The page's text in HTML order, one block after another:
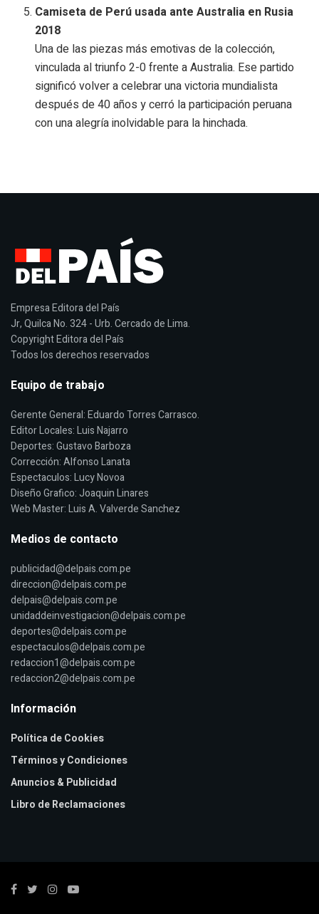
Camiseta de Perú usada ante Australia en Rusia
2018
Una de las piezas más emotivas de la colección,
vinculada al triunfo 2-0 frente a Australia. Ese partido
significó volver a celebrar una victoria mundialista
después de 40 años y cerró la participación peruana
con una alegría inolvidable para la hinchada.
Empresa Editora del País
Jr, Quilca No. 324 - Urb. Cercado de Lima.
Copyright Editora del País
Todos los derechos reservados
Equipo de trabajo
Gerente General: Eduardo Torres Carrasco.
Editor Locales: Luis Najarro
Deportes: Gustavo Barboza
Corrección: Alfonso Lanata
Espectaculos: Lucy Novoa
Diseño Grafico: Joaquin Linares
Web Master: Luis A. Valverde Sanchez
Medios de contacto
publicidad@delpais.com.pe
direccion@delpais.com.pe
delpais@delpais.com.pe
unidaddeinvestigacion@delpais.com.pe
deportes@delpais.com.pe
espectaculos@delpais.com.pe
redaccion1@delpais.com.pe
redaccion2@delpais.com.pe
Información
Política de Cookies
Términos y Condiciones
Anuncios & Publicidad
Libro de Reclamaciones